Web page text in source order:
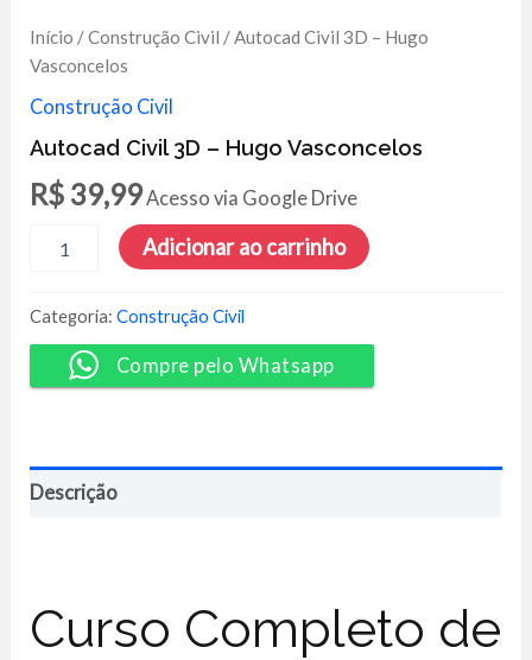
Início /Construção Civil / Autocad Civil 3D – Hugo
Vasconcelos
Construção Civil
Autocad Civil 3D – Hugo Vasconcelos
R$ 39,99Acesso via Google Drive
-
Hugo
Vasconcelos
quantidade
Adicionar ao carrinho
Categoria:Construção Civil
Compre pelo Whatsapp
Descrição
Curso Completo de